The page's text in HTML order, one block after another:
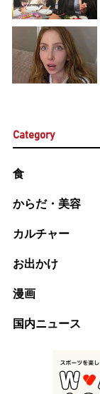
Category
食
からだ・美容
カルチャー
お出かけ
漫画
国内ニュース